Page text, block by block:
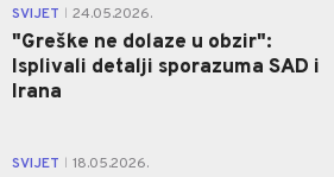
SVIJET 24.05.2026.
"Greške ne dolaze u obzir":
Isplivali detalji sporazuma SAD i
Irana
SVIJET 18.05.2026.